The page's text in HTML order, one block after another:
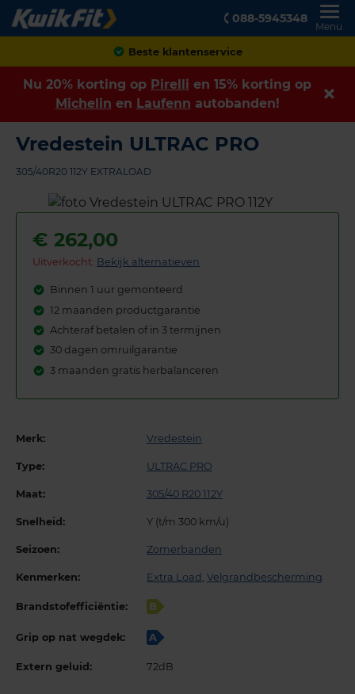
088-5945348
Menu
Achteraf betalen
Nu 20% korting op Pirelli en 15% korting op
Michelin en Laufenn autobanden!
Vredestein ULTRAC PRO
305/40R20 112Y EXTRALOAD
€ 262,00
Uitverkocht: Bekijk alternatieven
Binnen 1 uur gemonteerd
12 maanden productgarantie
Achteraf betalen of in 3 termijnen
30 dagen omruilgarantie
3 maanden gratis herbalanceren
Merk: Vredestein
Type: ULTRAC PRO
Maat: 305/40 R20 112Y
Snelheid: Y (t/m 300 km/u)
Seizoen: Zomerbanden
Kenmerken: Extra Load , Velgrandbescherming
Brandstofefficiëntie: B
Grip op nat wegdek: A
Extern geluid: 72dB